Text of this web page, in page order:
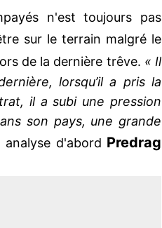
n'est toujours pas
sur le terrain malgré le
de la dernière trêve. « Il
lorsqu’il a pris la
il a subi une pression
son pays, une grande
analyse d'abord Predrag